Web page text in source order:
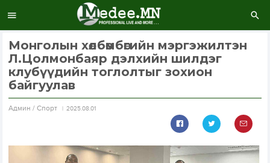
Монголын хөлбөмбөгийн мэргэжилтэн
Л.Цолмонбаяр дэлхийн шилдэг
клубүүдийн тоглолтыг зохион
байгуулав
Aдмин / Спорт 2025.08.01